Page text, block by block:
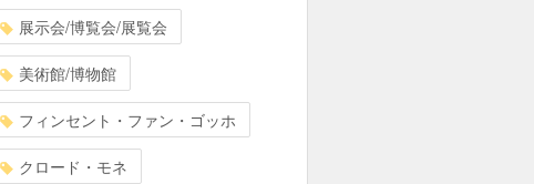
展示会/博覧会/展覧会
美術館/博物館
フィンセント・ファン・ゴッホ
クロード・モネ